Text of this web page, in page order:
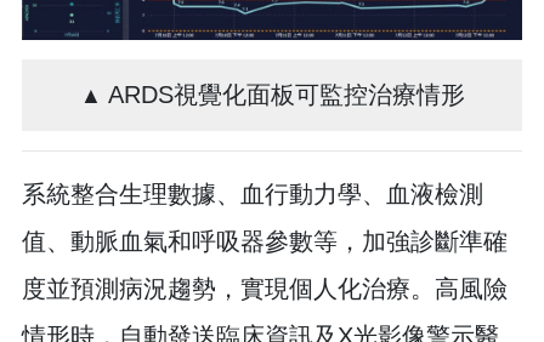
▲ ARDS視覺化面板可監控治療情形
系統整合生理數據、血行動力學、血液檢測
值、動脈血氣和呼吸器參數等，加強診斷準確
度並預測病況趨勢，實現個人化治療。高風險
情形時，自動發送臨床資訊及X光影像警示醫